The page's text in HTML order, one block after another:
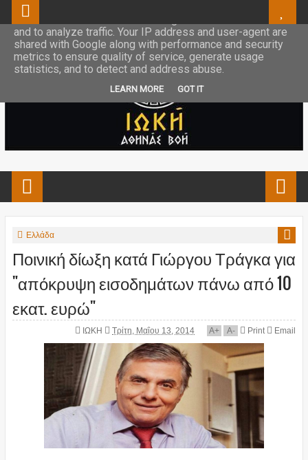
Ελλάδα
Ποινική δίωξη κατά Γιώργου Τράγκα για
"απόκρυψη εισοδημάτων πάνω από 10
εκατ. ευρώ"
ΙΩΚΗ Τρίτη, Μαΐου 13, 2014 A+ A- Print Email
This site uses cookies from Google to deliver its services
and to analyze traffic. Your IP address and user-agent are
shared with Google along with performance and security
metrics to ensure quality of service, generate usage
statistics, and to detect and address abuse.
LEARN MORE GOT IT